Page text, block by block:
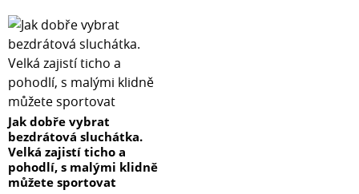
Jak dobře vybrat
bezdrátová sluchátka.
Velká zajistí ticho a
pohodlí, s malými klidně
můžete sportovat